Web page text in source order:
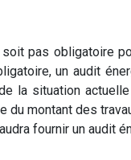
soit pas obligatoire
un audit
la situation
du montant des
fournir un audit